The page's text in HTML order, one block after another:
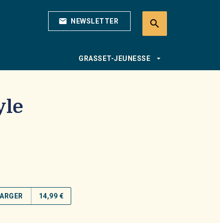
mail NEWSLETTER search
GRASSET-JEUNESSE arrow_drop_down
14,99 €